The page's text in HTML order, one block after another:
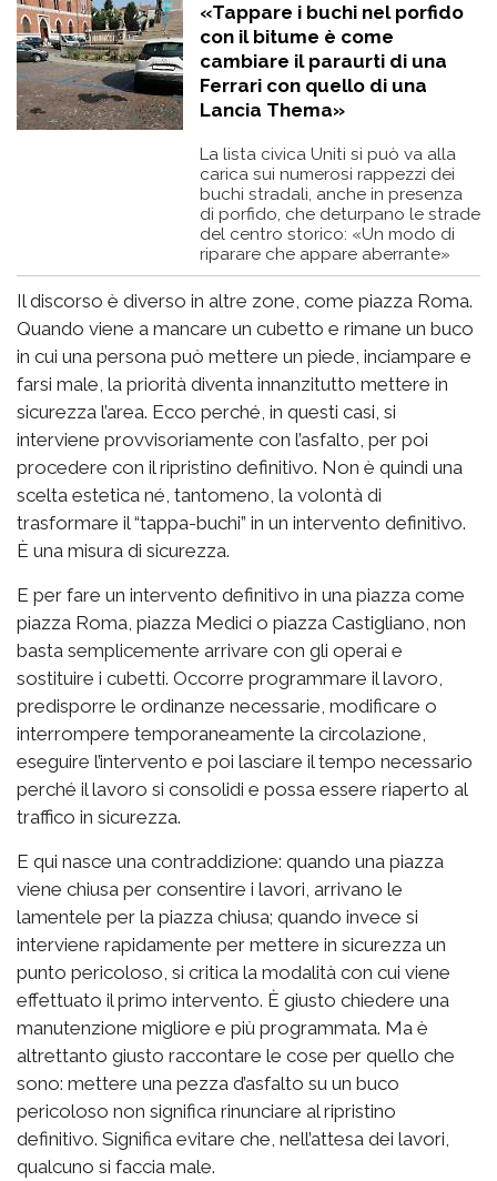
«Tappare i buchi nel porfido
con il bitume è come
cambiare il paraurti di una
Ferrari con quello di una
Lancia Thema»
La lista civica Uniti si può va alla
carica sui numerosi rappezzi dei
buchi stradali, anche in presenza
di porfido, che deturpano le strade
del centro storico: «Un modo di
riparare che appare aberrante»
Il discorso è diverso in altre zone, come piazza Roma.
Quando viene a mancare un cubetto e rimane un buco
in cui una persona può mettere un piede, inciampare e
farsi male, la priorità diventa innanzitutto mettere in
sicurezza l’area. Ecco perché, in questi casi, si
interviene provvisoriamente con l’asfalto, per poi
procedere con il ripristino definitivo. Non è quindi una
scelta estetica né, tantomeno, la volontà di
trasformare il “tappa-buchi” in un intervento definitivo.
È una misura di sicurezza.
E per fare un intervento definitivo in una piazza come
piazza Roma, piazza Medici o piazza Castigliano, non
basta semplicemente arrivare con gli operai e
sostituire i cubetti. Occorre programmare il lavoro,
predisporre le ordinanze necessarie, modificare o
interrompere temporaneamente la circolazione,
eseguire l’intervento e poi lasciare il tempo necessario
perché il lavoro si consolidi e possa essere riaperto al
traffico in sicurezza.
E qui nasce una contraddizione: quando una piazza
viene chiusa per consentire i lavori, arrivano le
lamentele per la piazza chiusa; quando invece si
interviene rapidamente per mettere in sicurezza un
punto pericoloso, si critica la modalità con cui viene
effettuato il primo intervento. È giusto chiedere una
manutenzione migliore e più programmata. Ma è
altrettanto giusto raccontare le cose per quello che
sono: mettere una pezza d’asfalto su un buco
pericoloso non significa rinunciare al ripristino
definitivo. Significa evitare che, nell’attesa dei lavori,
qualcuno si faccia male.